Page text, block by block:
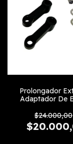
Prolongador
Adaptador De
$24.000,00